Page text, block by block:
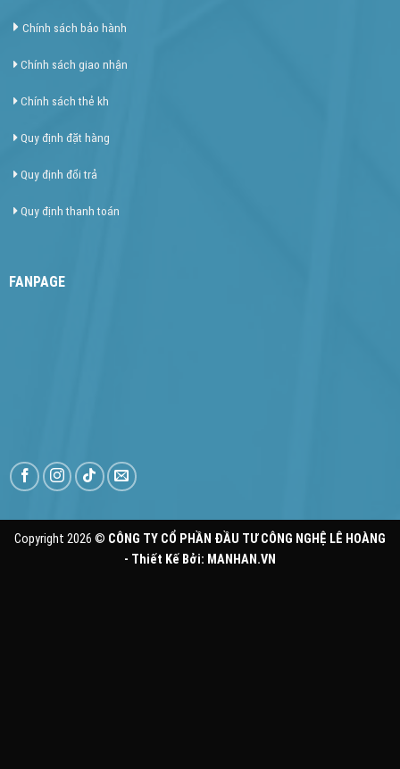
Chính sách bảo hành
Chính sách giao nhận
Chính sách thẻ kh
Quy định đặt hàng
Quy định đổi trả
Quy định thanh toán
FANPAGE
Copyright 2026 © CÔNG TY CỔ PHẦN ĐẦU TƯ CÔNG NGHỆ LÊ HOÀNG
- Thiết Kế Bởi: MANHAN.VN